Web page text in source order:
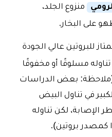
منزوع الجلد،
على البخار.
للبروتين عالي الجودة
مسلوقًا أو مخفوقًا
(ملاحظة: بعض الدراسات
في تناول البيض
الإصابة، لكن تناوله
كمصدر بروتين).